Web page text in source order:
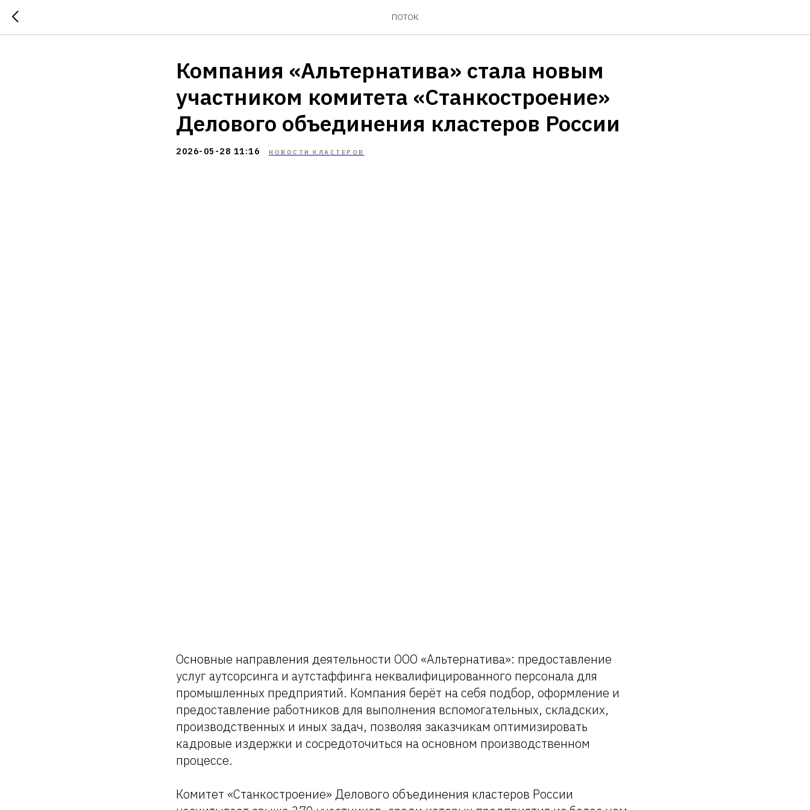
ПОТОК
Компания «Альтернатива» стала новым
участником комитета «Станкостроение»
Делового объединения кластеров России
2026-05-28 11:16 НОВОСТИ КЛАСТЕРОВ
Основные направления деятельности ООО «Альтернатива»: предоставление
услуг аутсорсинга и аутстаффинга неквалифицированного персонала для
промышленных предприятий. Компания берёт на себя подбор, оформление и
предоставление работников для выполнения вспомогательных, складских,
производственных и иных задач, позволяя заказчикам оптимизировать
кадровые издержки и сосредоточиться на основном производственном
процессе.
Комитет «Станкостроение» Делового объединения кластеров России